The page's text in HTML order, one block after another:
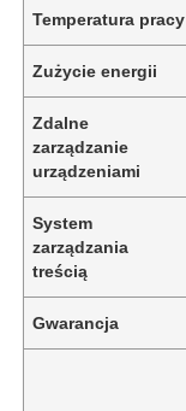
Temperatura pracy
Zużycie energii
Zdalne
zarządzanie
urządzeniami
System
zarządzania
treścią
Gwarancja